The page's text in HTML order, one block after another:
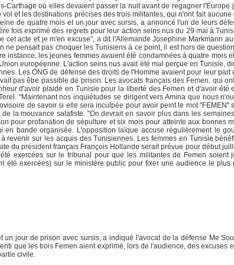
où elles devaient passer la nuit avant de regagner l'Europe
et les destinations précises des trois militantes, qui n'ont fait aucune
de quatre mois et un jour avec sursis, a annoncé l'un de leurs
fois exprimé des regrets pour leur action seins nus du 29 mai à
acte et je m'en excuse", a dit l'Allemande Josephine Markmann
pensait pas choquer les Tunisiens à ce point, il est hors de
les jeunes femmes avaient été condamnées à quatre mois
européenne. L'action seins nus avait été mal perçue en Tunisie,
Les ONG de défense des droits de l'Homme avaient pour leur part
pas être passible de prison. Les avocats français des Femen, qui
d'avoir plaidé en Tunisie pour la liberté des Femen et d'avoir été
"Maintenant nos inquiétudes se dirigent vers Amina que nous
de savoir si elle sera inculpée pour avoir peint le mot "FEMEN"
la mouvance salafiste. "On devrait en savoir plus dans les
pour profanation de sépulture et six mois pour atteinte aux bonnes
bande organisée. L'opposition laïque accuse régulièrement le
sur les acquis des Tunisiennes. Les femmes en Tunisie
du président français François Hollande serait prévue pour début
exercées sur le tribunal pour que les militantes de Femen soient
exercées) sur le ministère public pour fixer une audience le plus
jour de prison avec sursis, a indiqué l'avocat de la défense Me
que les trois Femen aient exprimé, lors de l'audience, des excuses
civile.